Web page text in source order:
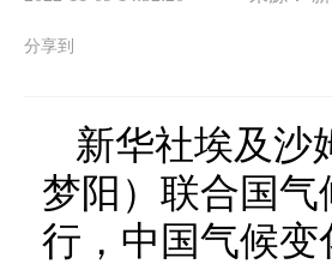
分享到
新华社埃及沙
梦阳）联合国
行，中国气候